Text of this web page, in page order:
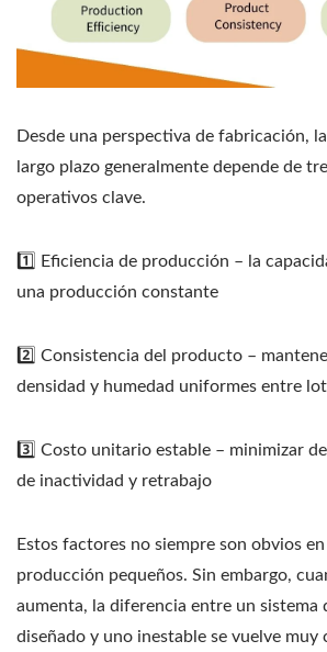
Desde una perspectiva de fabricación,
largo plazo generalmente depende de
operativos clave.
1️⃣ Eficiencia de producción – la
una producción constante
2️⃣ Consistencia del producto –
densidad y humedad uniformes entre
3️⃣ Costo unitario estable – minimizar
de inactividad y retrabajo
Estos factores no siempre son obvios
producción pequeños. Sin embargo,
aumenta, la diferencia entre un sistema
diseñado y uno inestable se vuelve muy